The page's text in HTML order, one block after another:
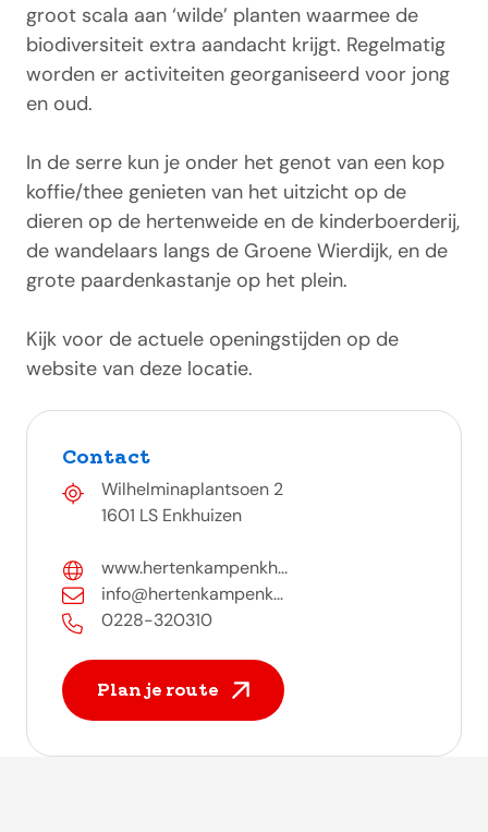
groot scala aan ‘wilde’ planten waarmee de
biodiversiteit extra aandacht krijgt. Regelmatig
worden er activiteiten georganiseerd voor jong
en oud.
In de serre kun je onder het genot van een kop
koffie/thee genieten van het uitzicht op de
dieren op de hertenweide en de kinderboerderij,
de wandelaars langs de Groene Wierdijk, en de
grote paardenkastanje op het plein.
Kijk voor de actuele openingstijden op de
website van deze locatie.
Contact
Wilhelminaplantsoen 2
1601 LS Enkhuizen
www.hertenkampenkh...
info@hertenkampenk...
0228-320310
Plan je route